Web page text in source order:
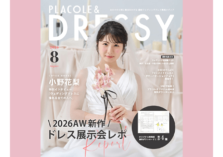
内容：特典金額・条件・応募方法・注意点 「どこが
一番お得？」「プラコレの特典は？」といった疑問も
解決します。 まずは診断で候補を絞れる「ウェディ
ング診断」か、体験型 […]
続きを読む